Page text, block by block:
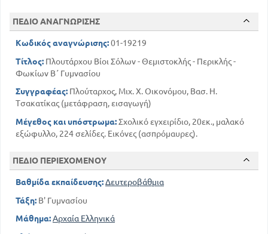
ΠΕΔΙΟ ΑΝΑΓΝΩΡΙΣΗΣ
Κωδικός αναγνώρισης:01-19219
Τίτλος: Πλουτάρχου Βίοι Σόλων - Θεμιστοκλής - Περικλής -
Φωκίων Β΄ Γυμνασίου
Συγγραφέας: Πλούταρχος, Μιχ. Χ. Οικονόμου, Βασ. Η.
Τσακατίκας (μετάφραση, εισαγωγή)
Μέγεθος και υπόστρωμα:Σχολικό εγχειρίδιο, 20εκ., μαλακό
εξώφυλλο, 224 σελίδες. Εικόνες (ασπρόμαυρες).
ΠΕΔΙΟ ΠΕΡΙΕΧΟΜΕΝΟΥ
Βαθμίδα εκπαίδευσης:Δευτεροβάθμια
Τάξη: Β' Γυμνασίου
Μάθημα:Αρχαία Ελληνικά